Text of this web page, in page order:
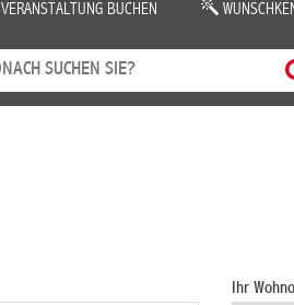
VERANSTALTUNG BUCHEN
Ihr